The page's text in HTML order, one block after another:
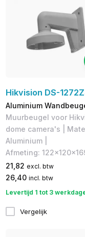
Hikvision DS-
Aluminium
Muurbeugel voor
dome camera's |
Aluminium |
Afmeting:
21,82 excl. btw
26,40 incl. btw
Levertijd 1 tot 3
Vergelijk